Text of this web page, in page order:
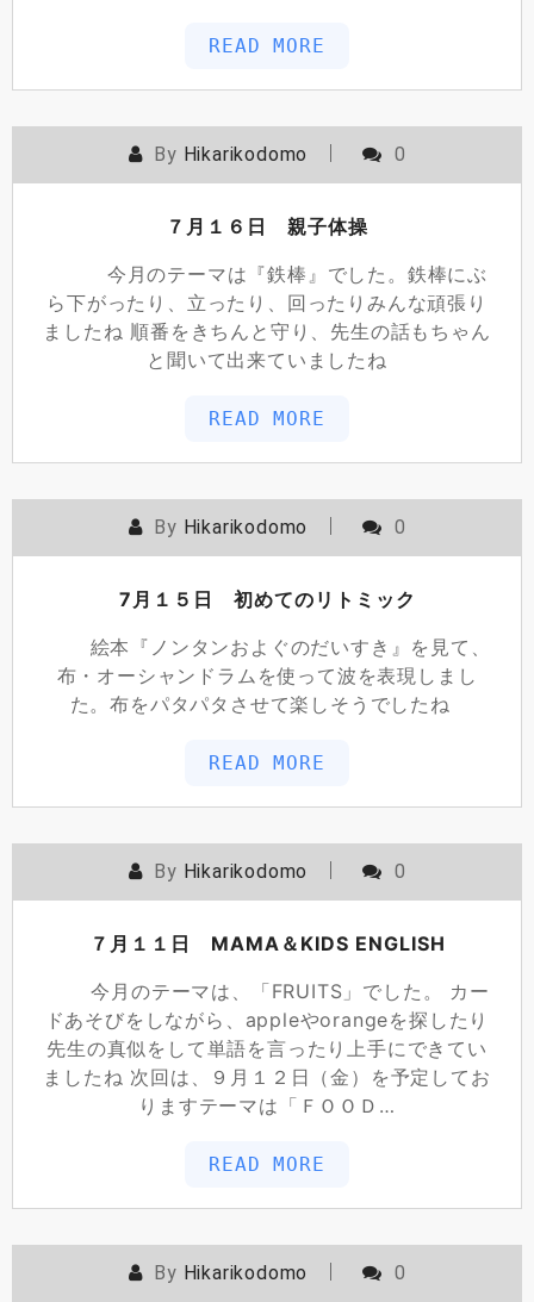
READ MORE
By Hikarikodomo 0
７月１６日 親子体操
今月のテーマは『鉄棒』でした。鉄棒にぶ
ら下がったり、立ったり、回ったりみんな頑張り
ましたね 順番をきちんと守り、先生の話もちゃん
と聞いて出来ていましたね
READ MORE
By Hikarikodomo 0
7月１５日 初めてのリトミック
絵本『ノンタンおよぐのだいすき』を見て、
布・オーシャンドラムを使って波を表現しまし
た。布をパタパタさせて楽しそうでしたね
READ MORE
By Hikarikodomo 0
７月１１日 MAMA＆KIDS ENGLISH
今月のテーマは、「FRUITS」でした。 カー
ドあそびをしながら、appleやorangeを探したり
先生の真似をして単語を言ったり上手にできてい
ましたね 次回は、９月１２日（金）を予定してお
りますテーマは「ＦＯＯＤ…
READ MORE
By Hikarikodomo 0